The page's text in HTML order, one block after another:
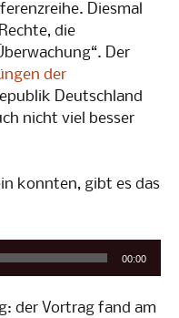
Diesmal
die
Der
der
Deutschland
nicht viel besser
konnten, gibt es das
00:00
der Vortrag fand am